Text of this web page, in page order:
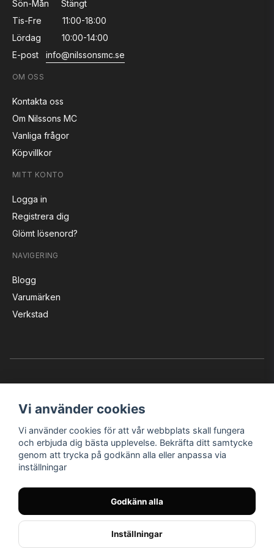
Sön-Mån
Stängt
Tis-Fre
11:00-18:00
Lördag
10:00-14:00
E-post
info@nilssonsmc.se
OM OSS
Kontakta oss
Om Nilssons MC
Vanliga frågor
Köpvillkor
MITT KONTO
Logga in
Registrera dig
Glömt lösenord?
NAVIGERING
Blogg
Varumärken
Verkstad
© Nilssons MC - Allt för dig & din MC
Instagram Facebook YouTube
Vi använder cookies
Vi använder cookies för att vår webbplats skall fungera
och erbjuda dig bästa upplevelse. Bekräfta ditt samtycke
genom att trycka på godkänn alla eller anpassa via
inställningar
Godkänn alla
Inställningar